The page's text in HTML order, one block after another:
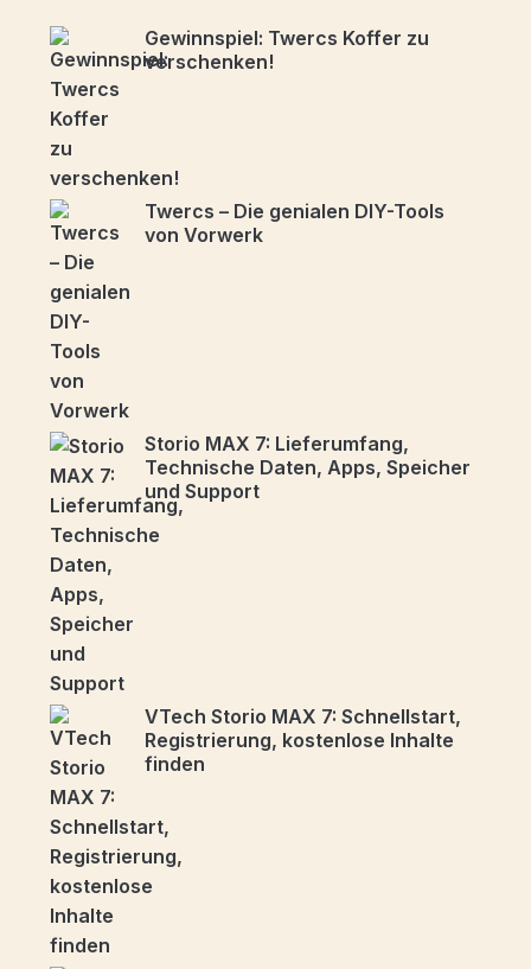
Gewinnspiel: Twercs Koffer zu
verschenken!
Twercs – Die genialen DIY-Tools
von Vorwerk
Storio MAX 7: Lieferumfang,
Technische Daten, Apps, Speicher
und Support
VTech Storio MAX 7: Schnellstart,
Registrierung, kostenlose Inhalte
finden